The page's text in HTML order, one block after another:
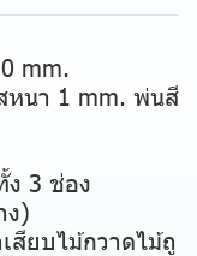
mm.
หนา 1 mm. พ่นสี
ง 3 ช่อง
ง)
สียบไม้กวาดไม้ถู